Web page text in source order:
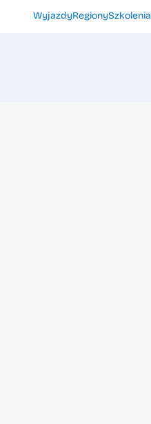
WyjazdyRegionySzkolenia